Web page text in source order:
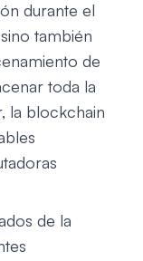
durante el
también
de
toda la
la blockchain
de la